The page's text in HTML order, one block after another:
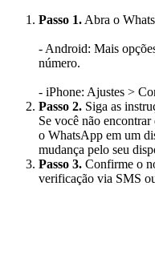
Passo 1. Abra o
- Android: Mais
número.
- iPhone: Ajustes >
Passo 2. Siga as
Se você não encontrar
o WhatsApp em um
mudança pelo seu
Passo 3. Confirme o
verificação via SMS